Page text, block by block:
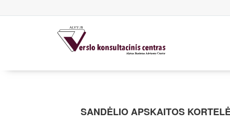
SANDĖLIO APSKAITOS